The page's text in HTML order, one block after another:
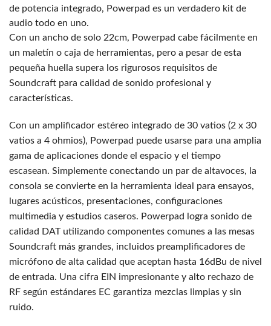
de potencia integrado, Powerpad es un verdadero kit de
audio todo en uno.
Con un ancho de solo 22cm, Powerpad cabe fácilmente en
un maletín o caja de herramientas, pero a pesar de esta
pequeña huella supera los rigurosos requisitos de
Soundcraft para calidad de sonido profesional y
características.
Con un amplificador estéreo integrado de 30 vatios (2 x 30
vatios a 4 ohmios), Powerpad puede usarse para una amplia
gama de aplicaciones donde el espacio y el tiempo
escasean. Simplemente conectando un par de altavoces, la
consola se convierte en la herramienta ideal para ensayos,
lugares acústicos, presentaciones, configuraciones
multimedia y estudios caseros. Powerpad logra sonido de
calidad DAT utilizando componentes comunes a las mesas
Soundcraft más grandes, incluidos preamplificadores de
micrófono de alta calidad que aceptan hasta 16dBu de nivel
de entrada. Una cifra EIN impresionante y alto rechazo de
RF según estándares EC garantiza mezclas limpias y sin
ruido.